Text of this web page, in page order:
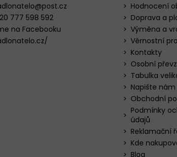
@post.cz
777 598 592
na Facebooku
Hodnocení
Doprava a
Výměna a
Věrnostní
Kontakty
Osobní
Tabulka
Napište nám
Obchodní
Podmínky
údajů
Reklamační
Kde
Blog